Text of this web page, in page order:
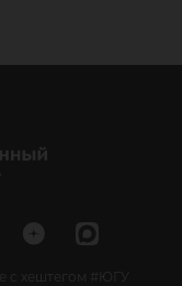
с хештегом #ЮГУ